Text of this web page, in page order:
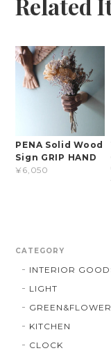
Related
PENA Solid Wood
Sign GRIP HAND
¥6,050
CATEGORY
INTERIOR
LIGHT
KITCHEN
CLOCK